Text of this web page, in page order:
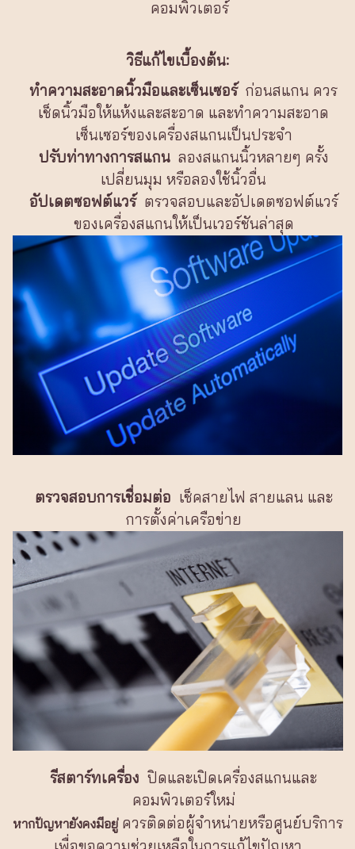
คอมพิวเตอร์
วิธีแก้ไขเบื้องต้น:
ทำความสะอาดนิ้วมือและเซ็นเซอร์ ก่อนสแกน ควร
เช็ดนิ้วมือให้แห้งและสะอาด และทำความสะอาด
เซ็นเซอร์ของเครื่องสแกนเป็นประจำ
ปรับท่าทางการสแกน ลองสแกนนิ้วหลายๆ ครั้ง
เปลี่ยนมุม หรือลองใช้นิ้วอื่น
อัปเดตซอฟต์แวร์ ตรวจสอบและอัปเดตซอฟต์แวร์
ของเครื่องสแกนให้เป็นเวอร์ชันล่าสุด
ตรวจสอบการเชื่อมต่อ เช็คสายไฟ สายแลน และ
การตั้งค่าเครือข่าย
รีสตาร์ทเครื่อง ปิดและเปิดเครื่องสแกนและ
คอมพิวเตอร์ใหม่
หากปัญหายังคงมีอยู่ควรติดต่อผู้จำหน่ายหรือศูนย์บริการ